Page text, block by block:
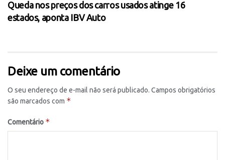
Queda nos preços dos carros usados atinge 16
estados, aponta IBV Auto
Deixe um comentário
O seu endereço de e-mail não será publicado. Campos obrigatórios
são marcados com *
Comentário *